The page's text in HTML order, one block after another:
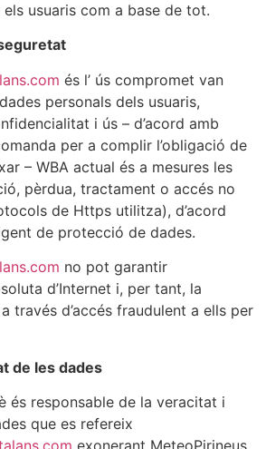
usuaris com a base de tot.
és l’ ús compromet van
personals dels usuaris,
i ús – d’acord amb
per a complir l’obligació de
– WBA actual és a mesures les
pèrdua, tractament o accés no
de Https utilitza), d’acord
de protecció de dades.
no pot garantir
d’Internet i, per tant, la
través d’accés fraudulent a ells per
de les dades
és responsable de la veracitat i
que es refereix